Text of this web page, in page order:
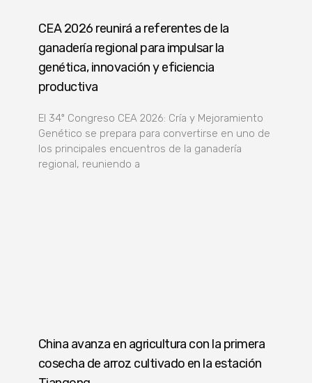
CEA 2026 reunirá a referentes de la
ganadería regional para impulsar la
genética, innovación y eficiencia
productiva
El 34º Congreso CEA 2026: Cría y Mejoramiento
Genético se prepara para convertirse en uno de
los principales encuentros de la ganadería
regional, reuniendo a
China avanza en agricultura con la primera
cosecha de arroz cultivado en la estación